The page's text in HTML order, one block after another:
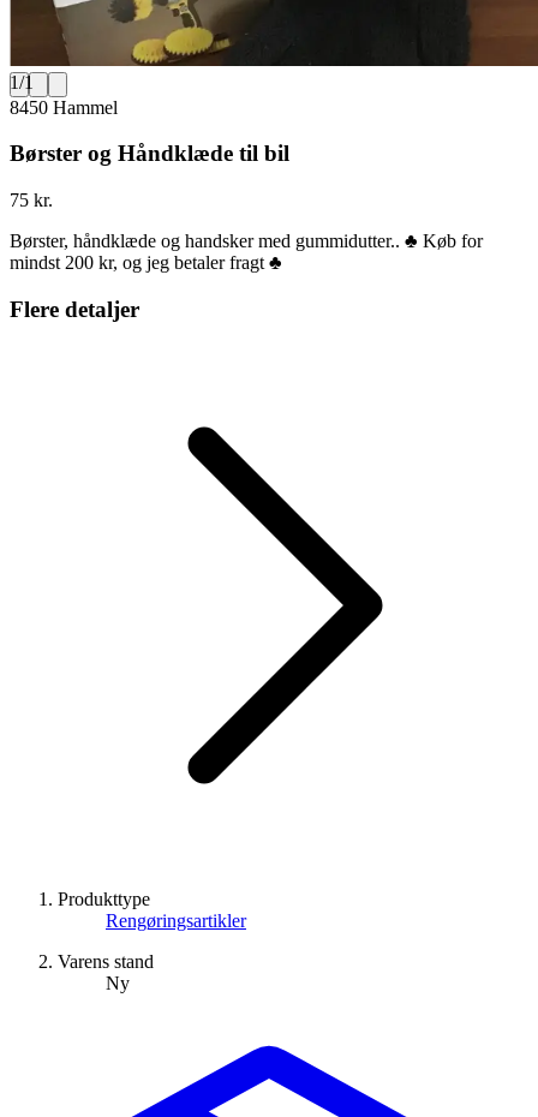
1/1
8450 Hammel
Børster og Håndklæde til bil
75 kr.
Børster, håndklæde og handsker med gummidutter.. ♣️ Køb for
mindst 200 kr, og jeg betaler fragt ♣️
Flere detaljer
Produkttype
Rengøringsartikler
Varens stand
Ny